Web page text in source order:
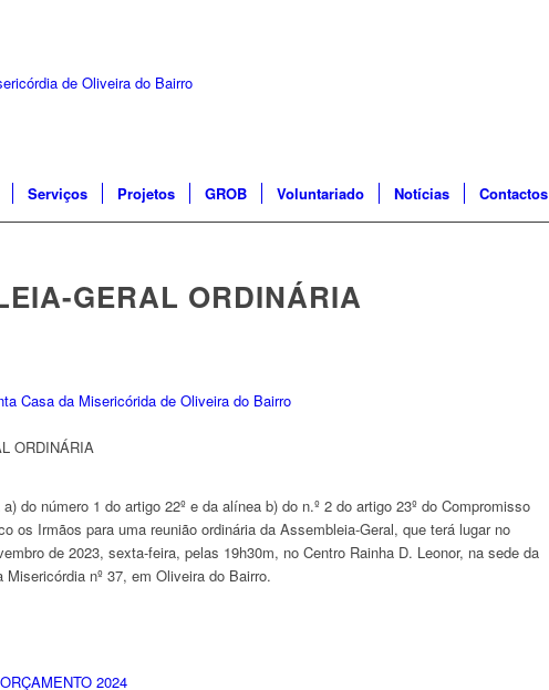
Serviços Projetos GROB Voluntariado Notícias Contactos
GERAL ORDINÁRIA
ORDINÁRIA
do número 1 do artigo 22º e da alínea b) do n.º 2 do artigo 23º do Compromisso
os Irmãos para uma reunião ordinária da Assembleia-Geral, que terá lugar no
de 2023, sexta-feira, pelas 19h30m, no Centro Rainha D. Leonor, na sede da
nº 37, em Oliveira do Bairro.
2024